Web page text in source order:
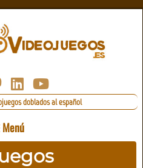
doblados al español
Menú